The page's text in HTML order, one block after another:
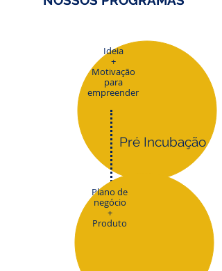
Ideia
+
Motivação
para
empreender
Pré Incubação
Plano de
negócio
+
Produto